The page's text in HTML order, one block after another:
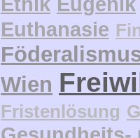
Wien
Fristenlösung
Gesundheits-